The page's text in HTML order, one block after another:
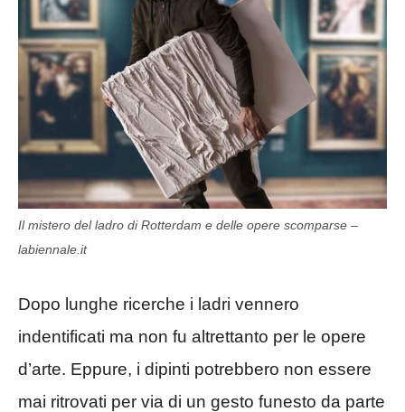
Il mistero del ladro di Rotterdam e delle opere scomparse –
labiennale.it
Dopo lunghe ricerche i ladri vennero
indentificati ma non fu altrettanto per le opere
d’arte. Eppure, i dipinti potrebbero non essere
mai ritrovati per via di un gesto funesto da parte